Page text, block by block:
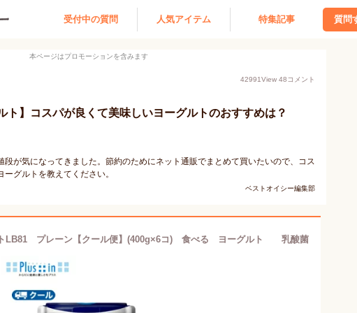
受付中の質問 人気アイテム 特集記事 質問
本ページはプロモーションを含みます
42991View 48コメント
ト】コスパが良くて美味しいヨーグルトのおすすめは？
が気になってきました。節約のためにネット通販でまとめて買いたいので、コス
グルトを教えてください。
ベストオイシー編集部
LB81 プレーン【クール便】(400g×6コ) 食べる ヨーグルト 乳酸菌